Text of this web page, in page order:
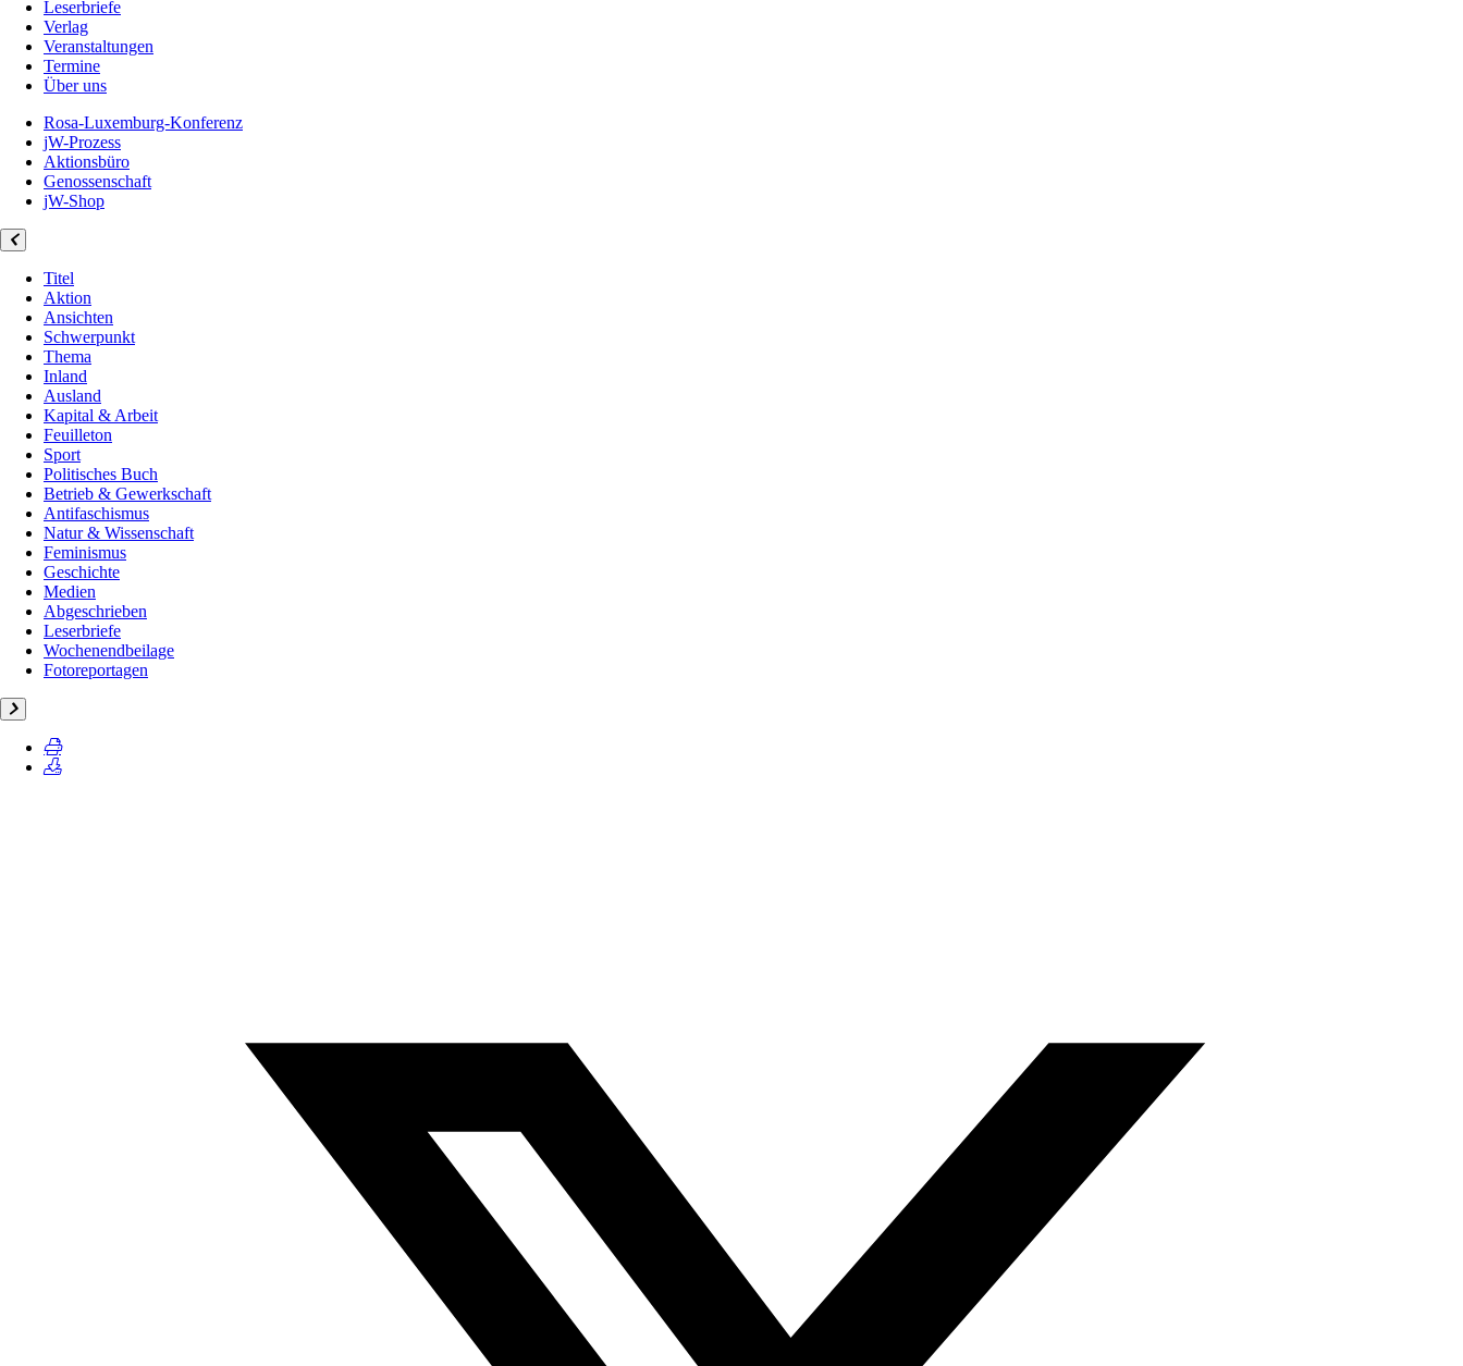
Leserbriefe
Verlag
Veranstaltungen
Termine
Über uns
Rosa-Luxemburg-Konferenz
jW-Prozess
Aktionsbüro
Genossenschaft
jW-Shop
Titel
Aktion
Ansichten
Schwerpunkt
Thema
Inland
Ausland
Kapital & Arbeit
Feuilleton
Sport
Politisches Buch
Betrieb & Gewerkschaft
Antifaschismus
Natur & Wissenschaft
Feminismus
Geschichte
Medien
Abgeschrieben
Leserbriefe
Wochenendbeilage
Fotoreportagen